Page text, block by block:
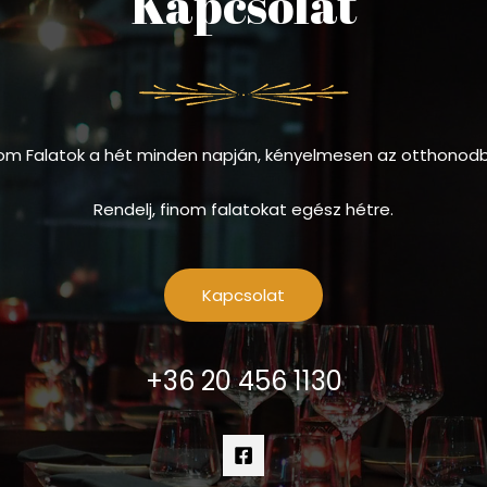
Falatok a hét minden napján, kényelmesen az
Rendelj, finom falatokat egész hétre.
Kapcsolat
+36 20 456 1130